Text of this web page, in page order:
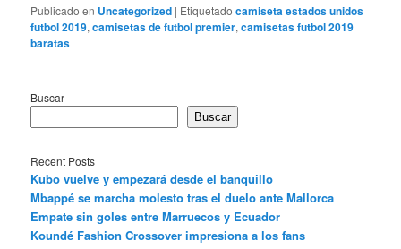
Publicado en Uncategorized | Etiquetado camiseta estados unidos
futbol 2019,camisetas de futbol premier,camisetas futbol 2019
baratas
Buscar
Buscar
Recent Posts
Kubo vuelve y empezará desde el banquillo
Mbappé se marcha molesto tras el duelo ante Mallorca
Empate sin goles entre Marruecos y Ecuador
Koundé Fashion Crossover impresiona a los fans